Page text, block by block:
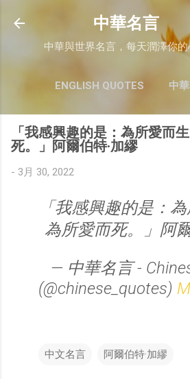
跳至主要內容
中華名言
中華與世界名言，每天潤澤你的
ENGLISH QUOTES 中
「我感興趣的是：為所愛而
死。」阿爾伯特·加繆
- 3月 30, 2022
「我感興趣的是：
為所愛而死。」阿
— 中華名言 -
(@chinese_quotes)
中文名言 阿爾伯特·加繆